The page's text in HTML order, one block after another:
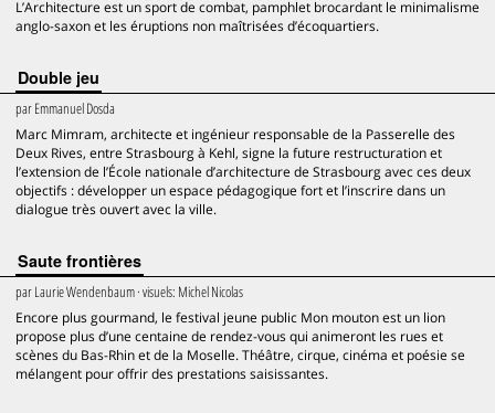
L’Architecture est un sport de combat, pamphlet brocardant le minimalisme
anglo-saxon et les éruptions non maîtrisées d’écoquartiers.
Double jeu
parEmmanuel Dosda
Marc Mimram, architecte et ingénieur responsable de la Passerelle des
Deux Rives, entre Strasbourg à Kehl, signe la future restructuration et
l’extension de l’École nationale d’architecture de Strasbourg avec ces deux
objectifs : développer un espace pédagogique fort et l’inscrire dans un
dialogue très ouvert avec la ville.
Saute frontières
parLaurie Wendenbaum· visuels: Michel Nicolas
Encore plus gourmand, le festival jeune public Mon mouton est un lion
propose plus d’une centaine de rendez-vous qui animeront les rues et
scènes du Bas-Rhin et de la Moselle. Théâtre, cirque, cinéma et poésie se
mélangent pour offrir des prestations saisissantes.